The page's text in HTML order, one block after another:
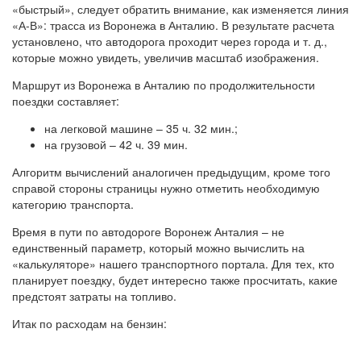
«быстрый», следует обратить внимание, как изменяется линия
«А-В»: трасса из Воронежа в Анталию. В результате расчета
установлено, что автодорога проходит через города и т. д.,
которые можно увидеть, увеличив масштаб изображения.
Маршрут из Воронежа в Анталию по продолжительности
поездки составляет:
на легковой машине – 35 ч. 32 мин.;
на грузовой – 42 ч. 39 мин.
Алгоритм вычислений аналогичен предыдущим, кроме того
справой стороны страницы нужно отметить необходимую
категорию транспорта.
Время в пути по автодороге Воронеж Анталия – не
единственный параметр, который можно вычислить на
«калькуляторе» нашего транспортного портала. Для тех, кто
планирует поездку, будет интересно также просчитать, какие
предстоят затраты на топливо.
Итак по расходам на бензин: